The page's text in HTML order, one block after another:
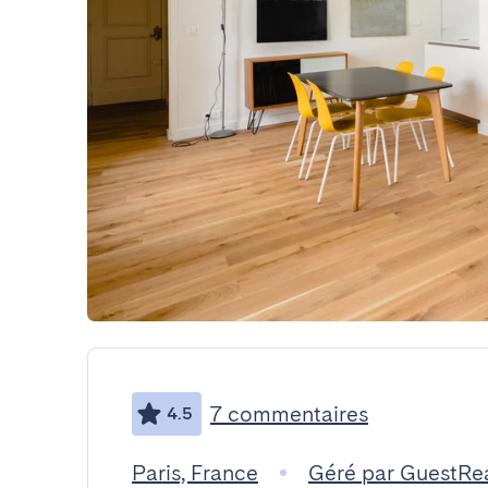
4.5 7 commentaires
Paris, France Géré par